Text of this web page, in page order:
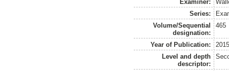
Examiner:
Series:
Volume/Sequential
designation:
465
Year of Publication:
2015
Level and depth
descriptor: